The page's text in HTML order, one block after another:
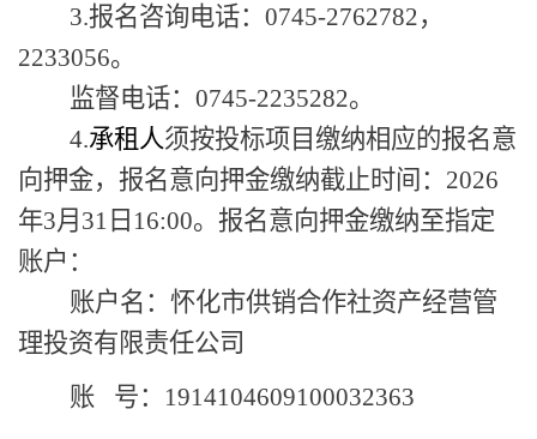
3.报名咨询电话： 0745-2762782，
2233056。
监督电话： 0745-2235282。
4.承租人须按投标项目缴纳相应的报名意
向押金，报名意向押金缴纳截止时间： 2026
年3月 31 日 16:00。 报名意向押金缴纳至指定
账户：
账户名：怀化市供销合作社资产经营管
理投资有限责任公司
账
号：1914104609100032363